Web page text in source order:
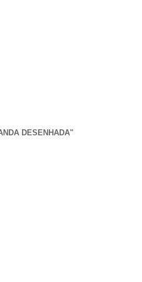
DESENHADA"